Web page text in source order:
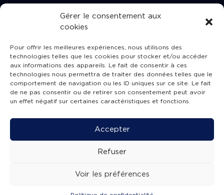
Gérer le consentement aux
cookies
Pour offrir les meilleures expériences, nous utilisons des
technologies telles que les cookies pour stocker et/ou accéder
aux informations des appareils. Le fait de consentir à ces
technologies nous permettra de traiter des données telles que le
comportement de navigation ou les ID uniques sur ce site. Le fait
de ne pas consentir ou de retirer son consentement peut avoir
un effet négatif sur certaines caractéristiques et fonctions.
Accepter
Refuser
Voir les préférences
TÉLÉCHARGEZ GRATUITEMENT
L’APPLICATION TVBA !
SUIVEZ-NOUS !
Mentions légales -Accessibilité